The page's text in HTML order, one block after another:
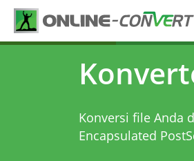
Konversi file Anda
Encapsulated